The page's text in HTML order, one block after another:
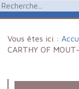
Vous êtes ici :
CARTHY OF